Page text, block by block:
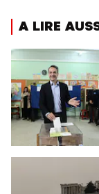
A LIRE